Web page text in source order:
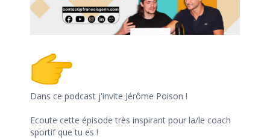
Dans ce podcast j'invite Jérôme Poison !
Ecoute cette épisode très inspirant pour la/le coach
sportif que tu es !